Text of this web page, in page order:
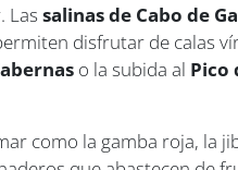
Lassalinas de Cabo de
disfrutar de calas
o la subida al Pico
como la gamba roja, la